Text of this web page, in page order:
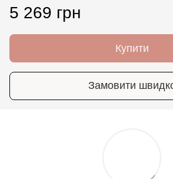
5 269 грн
Купити
Замовити